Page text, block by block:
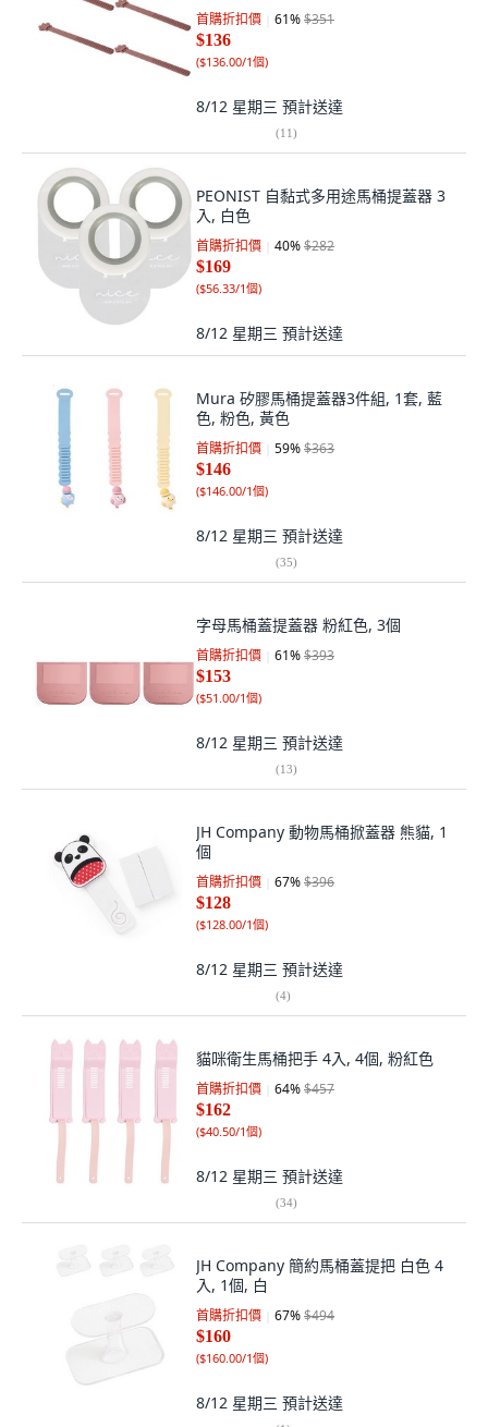
首購折扣價 61%$351
$136
($136.00/1個)
8/12 星期三 預計送達
(11)
PEONIST 自黏式多用途馬桶提蓋器 3
入, 白色
首購折扣價 40%$282
$169
($56.33/1個)
8/12 星期三 預計送達
Mura 矽膠馬桶提蓋器3件組, 1套, 藍
色, 粉色, 黃色
首購折扣價 59%$363
$146
($146.00/1個)
8/12 星期三 預計送達
(35)
字母馬桶蓋提蓋器 粉紅色, 3個
首購折扣價 61%$393
$153
($51.00/1個)
8/12 星期三 預計送達
(13)
JH Company 動物馬桶掀蓋器 熊貓, 1
個
首購折扣價 67%$396
$128
($128.00/1個)
8/12 星期三 預計送達
(4)
貓咪衛生馬桶把手 4入, 4個, 粉紅色
首購折扣價 64%$457
$162
($40.50/1個)
8/12 星期三 預計送達
(34)
JH Company 簡約馬桶蓋提把 白色 4
入, 1個, 白
首購折扣價 67%$494
$160
($160.00/1個)
8/12 星期三 預計送達